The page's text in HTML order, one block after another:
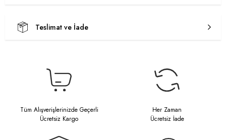
Teslimat ve İade
Tüm Alışverişlerinizde Geçerli
Ücretsiz Kargo
Her Zaman
Ücretsiz İade